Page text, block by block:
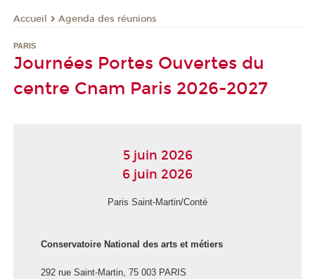
Accueil Agenda des réunions
PARIS
Journées Portes Ouvertes du
centre Cnam Paris 2026-2027
5 juin 2026
6 juin 2026
Paris Saint-Martin/Conté
Conservatoire National des arts et métiers
292 rue Saint-Martin, 75 003 PARIS